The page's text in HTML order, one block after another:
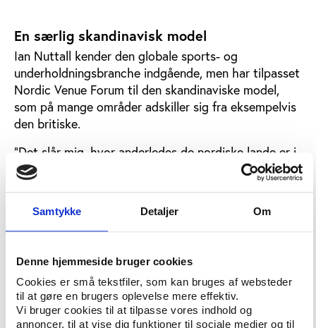
Samtykke Detaljer Om
Denne hjemmeside bruger cookies
Cookies er små tekstfiler, som kan bruges af websteder
til at gøre en brugers oplevelse mere effektiv.
Vi bruger cookies til at tilpasse vores indhold og
annoncer, til at vise dig funktioner til sociale medier og til
En særlig skandinavisk model
Ian Nuttall kender den globale sports- og
underholdningsbranche indgående, men har tilpasset
Nordic Venue Forum til den skandinaviske model,
som på mange områder adskiller sig fra eksempelvis
den britiske.
”Det slår mig, hvor anderledes de nordiske lande er i
forhold til resten af Vesteuropa, Nordamerika eller
andre såkaldt ’udviklede’ regioner. Jeg vil ikke sige,
er bare fuldstændig anderledes, hvad angår
strukturen og det ’socialdemokratiske’ fundament for
alle arenaerne. Fra et idealistisk synspunkt er det
fantastisk, men i praksis er det store spørgsmål, om
ikke den nordiske model fører til for mange
byggerier af den forkerte slags med de forkerte
placeringer,” sagde Ian Nuttall i forbindelse med